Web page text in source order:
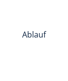
Ablauf